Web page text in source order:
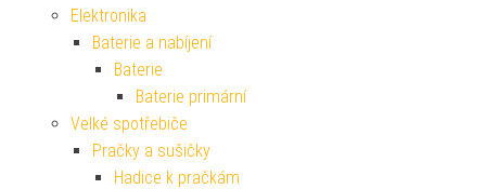
Elektronika
Baterie a nabíjení
Baterie
Baterie primární
Velké spotřebiče
Pračky a sušičky
Hadice k pračkám